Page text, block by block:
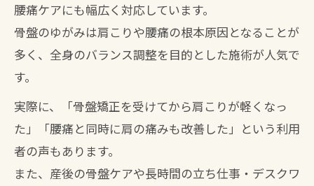
腰痛ケアにも幅広く対応しています。
骨盤のゆがみは肩こりや腰痛の根本原因となることが
多く、全身のバランス調整を目的とした施術が人気で
す。
実際に、「骨盤矯正を受けてから肩こりが軽くなっ
た」「腰痛と同時に肩の痛みも改善した」という利用
者の声もあります。
また、産後の骨盤ケアや長時間の立ち仕事・デスクワ